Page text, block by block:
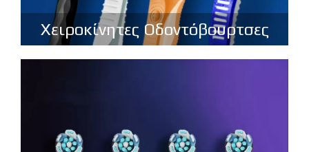
Χειροκίνητες Οδοντόβουρτσες